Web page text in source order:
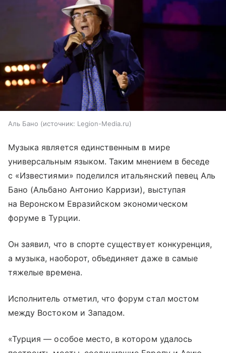
Аль Бано источник: Legion-Media.ru
Музыка является единственным в мире
универсальным языком. Таким мнением в беседе
с «Известиями» поделился итальянский певец Аль
Бано (Альбано Антонио Карризи), выступая
на Веронском Евразийском экономическом
форуме в Турции.
Он заявил, что в спорте существует конкуренция,
а музыка, наоборот, объединяет даже в самые
тяжелые времена.
Исполнитель отметил, что форум стал мостом
между Востоком и Западом.
«Турция — особое место, в котором удалось